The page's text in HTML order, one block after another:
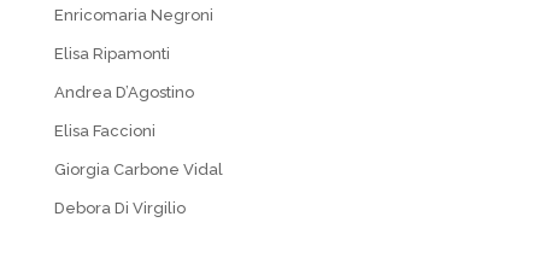
Enricomaria Negroni
Elisa Ripamonti
Andrea D’Agostino
Elisa Faccioni
Giorgia Carbone Vidal
Debora Di Virgilio